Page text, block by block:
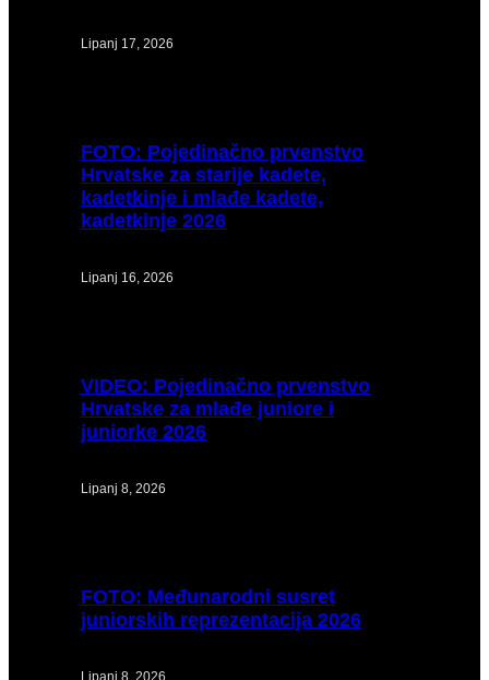
Lipanj 17, 2026
FOTO: Pojedinačno prvenstvo
Hrvatske za starije kadete,
kadetkinje i mlađe kadete,
kadetkinje 2026
Lipanj 16, 2026
VIDEO: Pojedinačno prvenstvo
Hrvatske za mlađe juniore i
juniorke 2026
Lipanj 8, 2026
FOTO: Međunarodni susret
juniorskih reprezentacija 2026
Lipanj 8, 2026